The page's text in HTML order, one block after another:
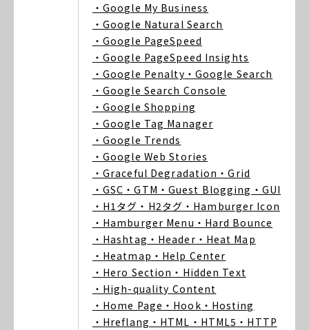
・Google My Business
・Google Natural Search
・Google PageSpeed
・Google PageSpeed Insights
・Google Penalty ・Google Search
・Google Search Console
・Google Shopping
・Google Tag Manager
・Google Trends
・Google Web Stories
・Graceful Degradation ・Grid
・GSC ・GTM ・Guest Blogging ・GUI
・H1タグ ・H2タグ ・Hamburger Icon
・Hamburger Menu ・Hard Bounce
・Hashtag ・Header ・Heat Map
・Heatmap ・Help Center
・Hero Section ・Hidden Text
・High-quality Content
・Home Page ・Hook ・Hosting
・Hreflang ・HTML ・HTML5 ・HTTP